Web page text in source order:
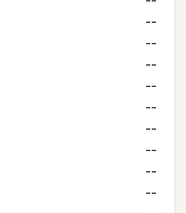
--
--
--
--
--
--
--
--
--